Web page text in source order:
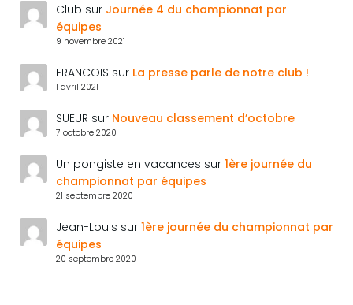
Club sur Journée 4 du championnat par
équipes
9 novembre 2021
FRANCOIS sur La presse parle de notre club !
1 avril 2021
SUEUR sur Nouveau classement d’octobre
7 octobre 2020
Un pongiste en vacances sur 1ère journée du
championnat par équipes
21 septembre 2020
Jean-Louis sur 1ère journée du championnat par
équipes
20 septembre 2020